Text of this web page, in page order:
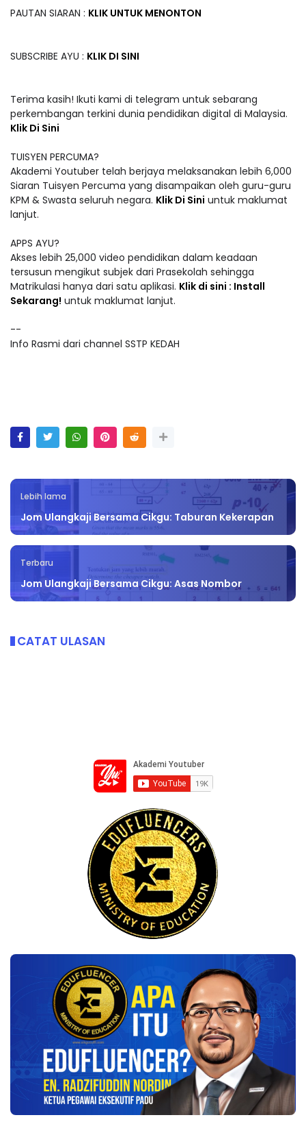
PAUTAN SIARAN : KLIK UNTUK MENONTON
SUBSCRIBE AYU : KLIK DI SINI
Terima kasih! Ikuti kami di telegram untuk sebarang
perkembangan terkini dunia pendidikan digital di Malaysia.
Klik Di Sini
TUISYEN PERCUMA?
Akademi Youtuber telah berjaya melaksanakan lebih 6,000
Siaran Tuisyen Percuma yang disampaikan oleh guru-guru
KPM & Swasta seluruh negara. Klik Di Sini untuk maklumat
lanjut.
APPS AYU?
Akses lebih 25,000 video pendidikan dalam keadaan
tersusun mengikut subjek dari Prasekolah sehingga
Matrikulasi hanya dari satu aplikasi. Klik di sini : Install
Sekarang! untuk maklumat lanjut.
--
Info Rasmi dari channel SSTP KEDAH
Lebih lama
Jom Ulangkaji Bersama Cikgu: Taburan Kekerapan
Terbaru
Jom Ulangkaji Bersama Cikgu: Asas Nombor
CATAT ULASAN